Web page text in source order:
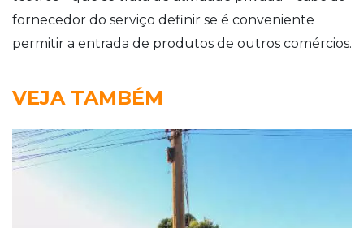
fornecedor do serviço definir se é conveniente
permitir a entrada de produtos de outros comércios.
VEJA TAMBÉM